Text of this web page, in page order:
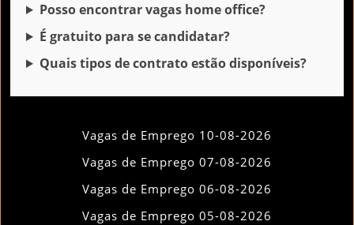
Posso encontrar vagas home office?
É gratuito para se candidatar?
Quais tipos de contrato estão disponíveis?
Vagas de Emprego 10-08-2026
Vagas de Emprego 07-08-2026
Vagas de Emprego 06-08-2026
Vagas de Emprego 05-08-2026